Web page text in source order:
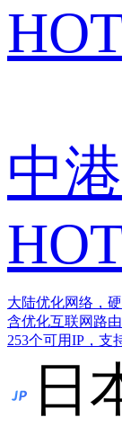
中
大陆优化网络，
含优化互联网路
253个可用IP，支
日